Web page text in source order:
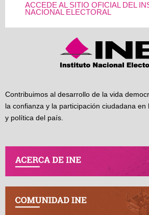
ACCEDE AL SITIO OFICIAL DEL
NACIONAL ELECTORAL
Contribuimos al desarrollo de la vida
la confianza y la participación ciudadana en
y política del país.